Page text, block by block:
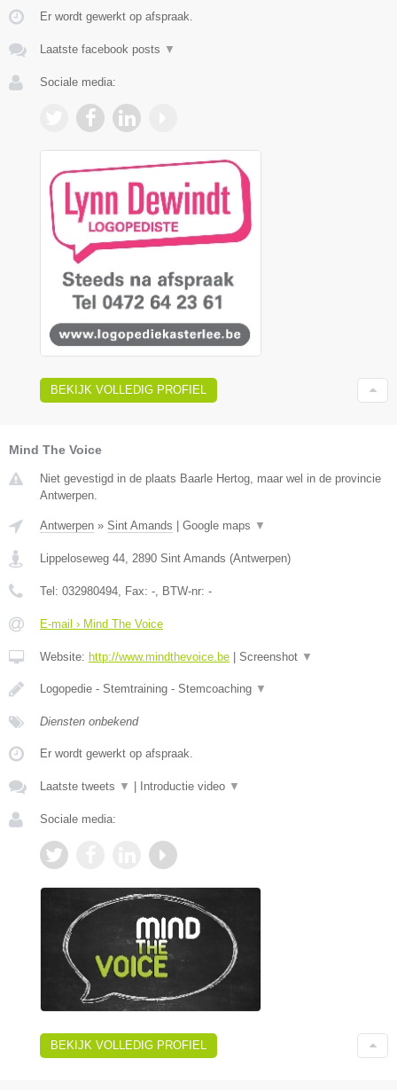
Er wordt gewerkt op afspraak.
Laatste facebook posts ▼
Sociale media:
BEKIJK VOLLEDIG PROFIEL
Mind The Voice
Niet gevestigd in de plaats Baarle Hertog, maar wel in de provincie
Antwerpen.
Antwerpen » Sint Amands Google maps ▼
Lippeloseweg 44 2890 Sint Amands (Antwerpen)
Tel: 032980494 , Fax: - , BTW-nr: -
E-mail › Mind The Voice
Website: http://www.mindthevoice.be Screenshot ▼
Logopedie - Stemtraining - Stemcoaching ▼
Diensten onbekend
Er wordt gewerkt op afspraak.
Laatste tweets ▼ Introductie video ▼
Sociale media:
BEKIJK VOLLEDIG PROFIEL